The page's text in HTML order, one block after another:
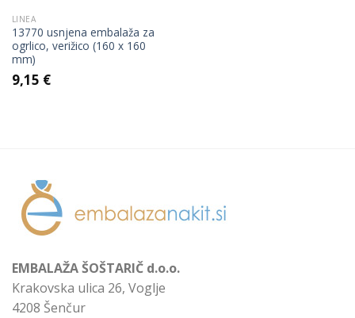
LINEA
13770 usnjena embalaža za
ogrlico, verižico (160 x 160
mm)
9,15 €
EMBALAŽA ŠOŠTARIČ d.o.o.
Krakovska ulica 26, Voglje
4208 Šenčur